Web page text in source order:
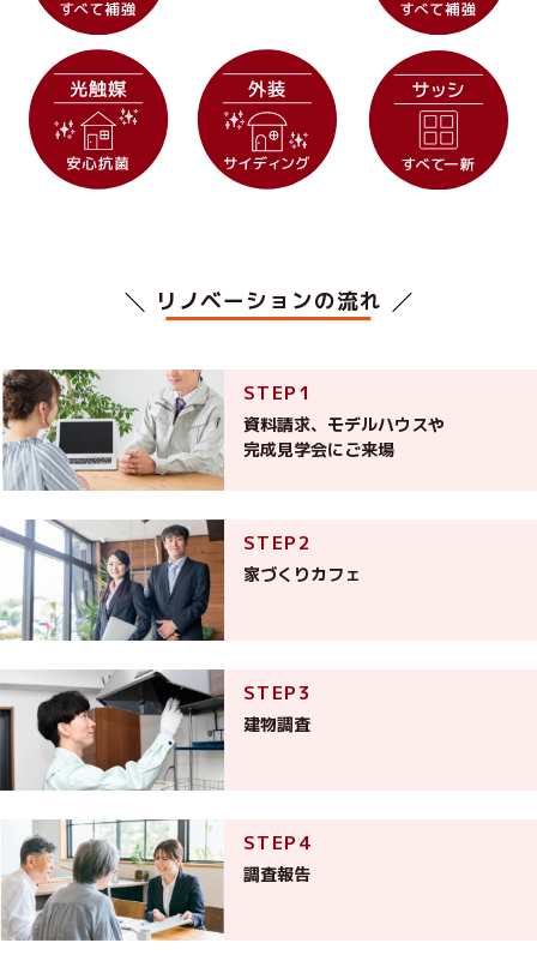
リノベーションの流れ
資料請求、モデルハウスや
完成見学会にご来場
家づくりカフェ
建物調査
調査報告